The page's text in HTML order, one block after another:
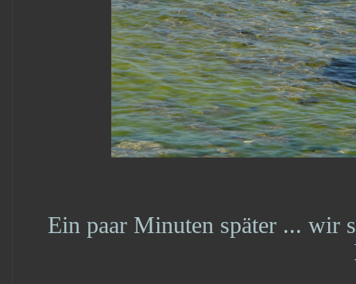
Ein paar Minuten später ... wir